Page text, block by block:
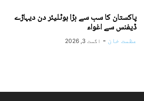
پاکستان کا سب سے بڑا ہوٹلیئر دن دیہاڑے
ڈیفنس سے اغواء
عظمت خان - اگست 3, 2026